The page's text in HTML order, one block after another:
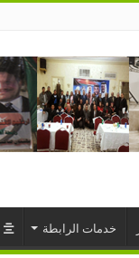
خدمات الرابطة